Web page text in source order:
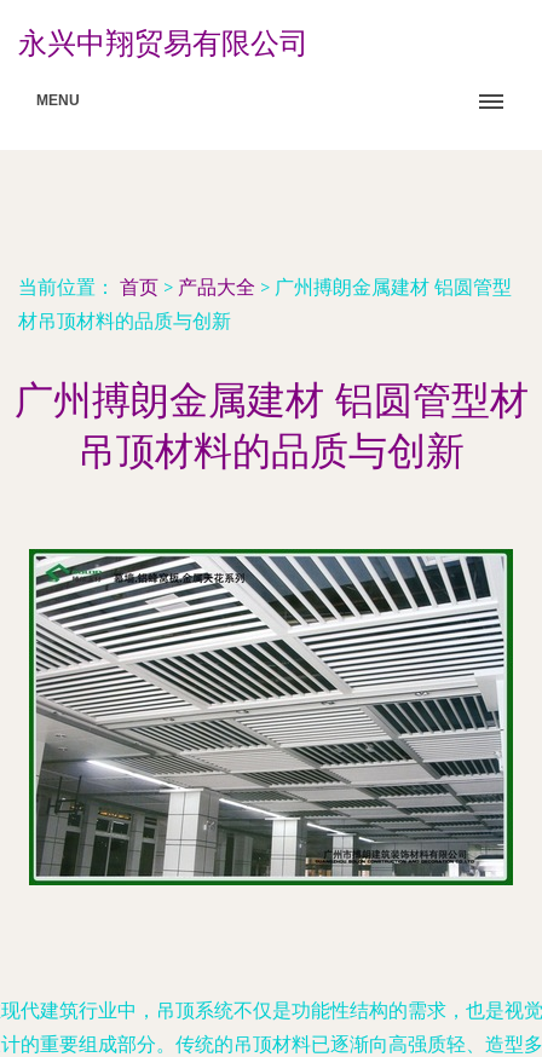
永兴中翔贸易有限公司
MENU
当前位置： 首页 > 产品大全 > 广州搏朗金属建材 铝圆管型
材吊顶材料的品质与创新
广州搏朗金属建材 铝圆管型材
吊顶材料的品质与创新
代建筑行业中，吊顶系统不仅是功能性结构的需求，也是视觉
的重要组成部分。传统的吊顶材料已逐渐向高强质轻、造型多